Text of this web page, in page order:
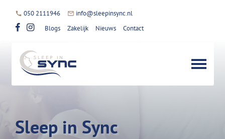
050 2111946
info@sleepinsync.nl
Blogs
Zakelijk Nieuws Contact
Sleep in Sync